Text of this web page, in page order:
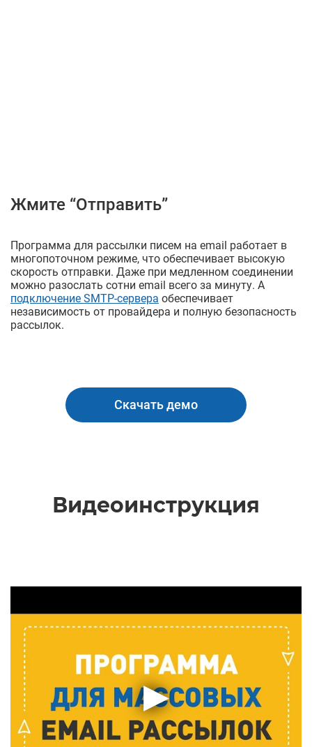
Жмите “Отправить”
Программа для рассылки писем на email работает в
многопоточном режиме, что обеспечивает высокую
скорость отправки. Даже при медленном соединении
можно разослать сотни email всего за минуту. А
подключение SMTP-сервера обеспечивает
независимость от провайдера и полную безопасность
рассылок.
Скачать демо
Видеоинструкция